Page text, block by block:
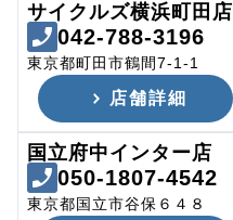
サイクルズ横浜町田店
042-788-3196
東京都町田市鶴間7-1-1
店舗詳細
国立府中インター店
050-1807-4542
東京都国立市谷保６４８